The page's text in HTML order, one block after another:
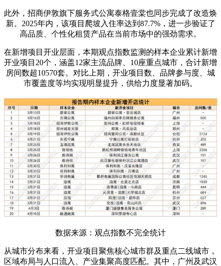
此外，招商伊敦旗下服务式公寓泰格壹棠也同步完成了改造焕
新。2025年内，该项目爬坡入住率达到87.7%，进一步验证了
高品质、个性化租赁产品在当前市场中的强劲需求。
在新增项目开业层面，本期观点指数监测的样本企业累计新增
开业项目20个，涵盖12家主流品牌、10座重点城市，合计新增
房间数超10570套。对比上期，开业项目数、品牌参与度、城
市覆盖度等均实现明显提升，供给力度显著加码。
数据来源：观点指数不完全统计
从城市分布来看，开业项目聚焦核心城市群及重点二线城市，
区域布局与人口流入、产业集聚高度匹配。其中，广州及武汉